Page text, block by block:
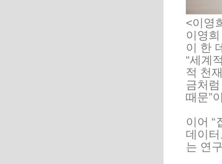
<이영
이영
이 한
“세계
적 천
금처
때문”
이어 “
데이
는 연